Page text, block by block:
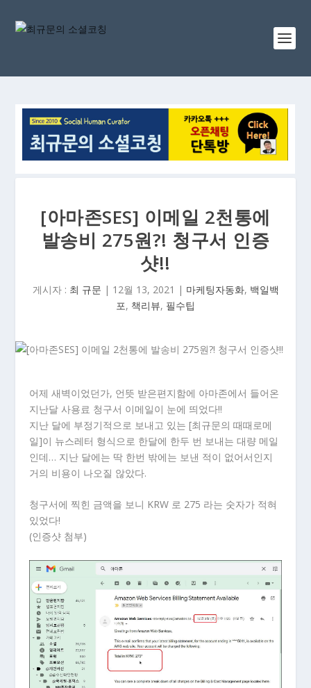
[아마존SES] 이메일 2천통에
발송비 275원?! 청구서 인증
샷!!
게시자 : 최 규문 | 12월 13, 2021 | 마케팅자동화, 백일백
포, 책리뷰, 필수팁
어제 새벽이었던가, 언뜻 받은편지함에 아마존에서 들어온
지난달 사용료 청구서 이메일이 눈에 띄었다!!
지난 달에 부정기적으로 보내고 있는 [최규문의 때때로메
일]이 뉴스레터 형식으로 한달에 한두 번 보내는 대량 메일
인데… 지난 달에는 딱 한번 밖에는 보낸 적이 없어서인지
거의 비용이 나오질 않았다.
청구서에 찍힌 금액을 보니 KRW 로 275 라는 숫자가 적혀
있었다!
(인증샷 첨부)